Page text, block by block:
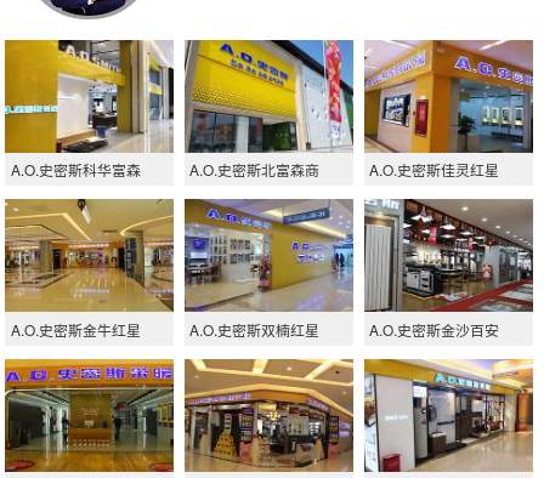
A.O.史密斯科华富森 A.O.史密斯北富森商 A.O.史密斯佳灵红星
A.O.史密斯金牛红星 A.O.史密斯双楠红星 A.O.史密斯金沙百安